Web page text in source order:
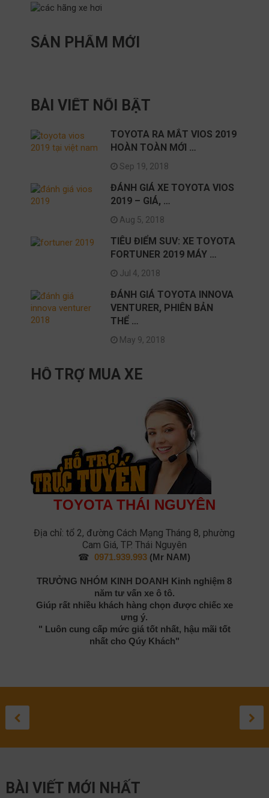
SẢN PHẨM MỚI
BÀI VIẾT NỔI BẬT
TOYOTA RA MẮT VIOS 2019
HOÀN TOÀN MỚI …
Sep 19, 2018
ĐÁNH GIÁ XE TOYOTA VIOS
2019 – GIÁ, …
Aug 5, 2018
TIÊU ĐIỂM SUV: XE TOYOTA
FORTUNER 2019 MÁY …
Jul 4, 2018
ĐÁNH GIÁ TOYOTA INNOVA
VENTURER, PHIÊN BẢN
THỂ …
May 9, 2018
HỖ TRỢ MUA XE
TOYOTA THÁI NGUYÊN
Địa chỉ: tổ 2, đường Cách Mạng Tháng 8, phường
Cam Giá, TP. Thái Nguyên
☎ 0971.939.993 (Mr NAM)
TRƯỞNG NHÓM KINH DOANH Kinh nghiệm 8
năm tư vấn xe ô tô.
Giúp rất nhiều khách hàng chọn được chiếc xe
ưng ý.
" Luôn cung cấp mức giá tốt nhất, hậu mãi tốt
nhất cho Qúy Khách"
HYUNDAI
RAV4 2021
PRADO 2021:
ĐÁNH GIÁ
2020
ĐÁNH
COROLLA
2021:
LỘ
BÀI VIẾT MỚI NHẤT